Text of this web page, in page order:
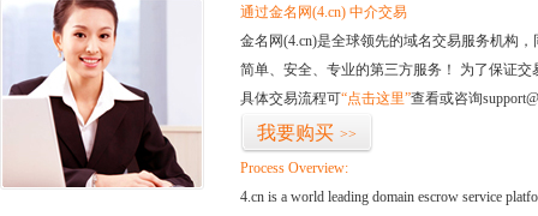
通过金名网(4.cn) 中介交易
金名网(4.cn)是全球领先的域名交易服务机构
简单、安全、专业的第三方服务！ 为了保证
具体交易流程可“点击这里”查看或咨询
我要购买 >>
Process Overview:
4.cn is a world leading domain escrow service